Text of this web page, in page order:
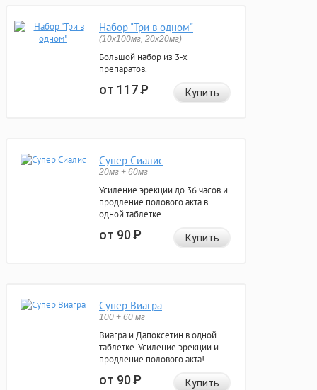
Набор "Три в одном"
(10x100мг, 20x20мг)
Большой набор из 3-х
препаратов.
от 117Р Купить
Супер Сиалис
20мг + 60мг
Усиление эрекции до 36 часов и
продление полового акта в
одной таблетке.
от 90Р Купить
Супер Виагра
100 + 60 мг
Виагра и Дапоксетин в одной
таблетке. Усиление эрекции и
продление полового акта!
от 90Р Купить